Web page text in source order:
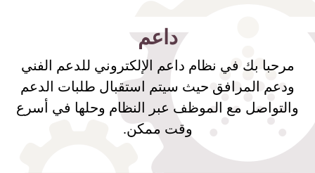
داعم
مرحبا بك في نظام داعم الإلكتروني للدعم الفني
ودعم المرافق حيث سيتم استقبال طلبات الدعم
والتواصل مع الموظف عبر النظام وحلها في أسرع
وقت ممكن.